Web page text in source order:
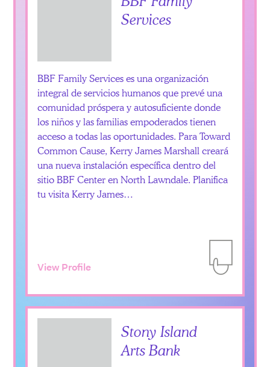
Services
BBF Family Services es una organización
integral de servicios humanos que prevé una
comunidad próspera y autosuficiente donde
los niños y las familias empoderados tienen
acceso a todas las oportunidades. Para Toward
Common Cause, Kerry James Marshall creará
una nueva instalación específica dentro del
sitio BBF Center en North Lawndale. Planifica
tu visita Kerry James…
View Profile
Stony Island
Arts Bank